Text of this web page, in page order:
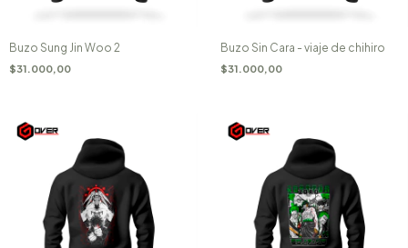
Buzo Sung Jin Woo 2
$31.000,00
Buzo Sin Cara - viaje de chihiro
$31.000,00